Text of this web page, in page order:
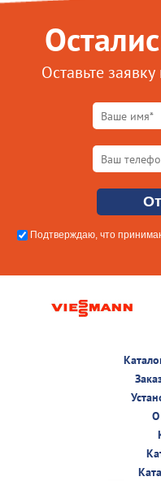
Оставьте
Подтверждаю, что
О